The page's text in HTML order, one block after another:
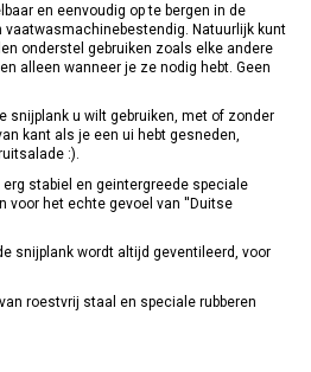
en eenvoudig op te bergen in de
vaatwasmachinebestendig. Natuurlijk kunt
onderstel gebruiken zoals elke andere
alleen wanneer je ze nodig hebt. Geen
snijplank u wilt gebruiken, met of zonder
kant als je een ui hebt gesneden,
:).
stabiel en geintergreede speciale
voor het echte gevoel van ''Duitse
snijplank wordt altijd geventileerd, voor
roestvrij staal en speciale rubberen